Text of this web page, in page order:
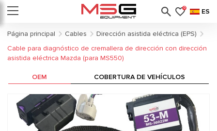
0 ES
Página principal Cables
Dirección asistida eléctrica (EPS)
Cable para diagnóstico de cremallera de dirección con dirección
asistida eléctrica Mazda (para MS550)
OEM COBERTURA DE VEHÍCULOS